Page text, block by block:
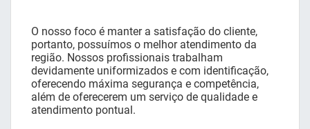
O nosso foco é manter a satisfação do cliente,
portanto, possuímos o melhor atendimento da
região. Nossos profissionais trabalham
devidamente uniformizados e com identificação,
oferecendo máxima segurança e competência,
além de oferecerem um serviço de qualidade e
atendimento pontual.